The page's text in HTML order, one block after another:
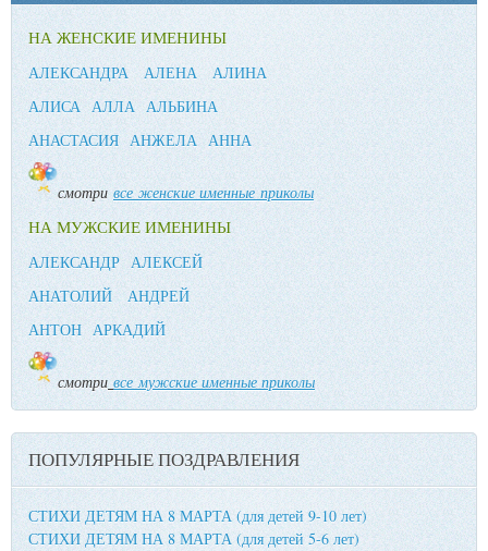
НА ЖЕНСКИЕ ИМЕНИНЫ
АЛЕКСАНДРА АЛЕНА
АЛИНА
АЛИСА АЛЛА АЛЬБИНА
АНАСТАСИЯ АНЖЕЛА АННА
смотри все женские именные приколы
НА МУЖСКИЕ ИМЕНИНЫ
АЛЕКСАНДР АЛЕКСЕЙ
АНАТОЛИЙ
АНДРЕЙ
АНТОН АРКАДИЙ
смотри все мужские именные приколы
ПОПУЛЯРНЫЕ ПОЗДРАВЛЕНИЯ
СТИХИ ДЕТЯМ НА 8 МАРТА (для детей 9-10 лет)
СТИХИ ДЕТЯМ НА 8 МАРТА (для детей 5-6 лет)